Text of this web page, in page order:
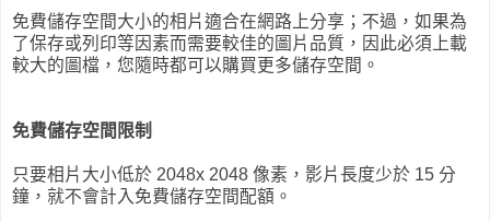
免費儲存空間大小的相片適合在網路上分享；不過，如果為
了保存或列印等因素而需要較佳的圖片品質，因此必須上載
較大的圖檔，您隨時都可以購買更多儲存空間。
免費儲存空間限制
只要相片大小低於 2048x 2048 像素，影片長度少於 15 分
鐘，就不會計入免費儲存空間配額。